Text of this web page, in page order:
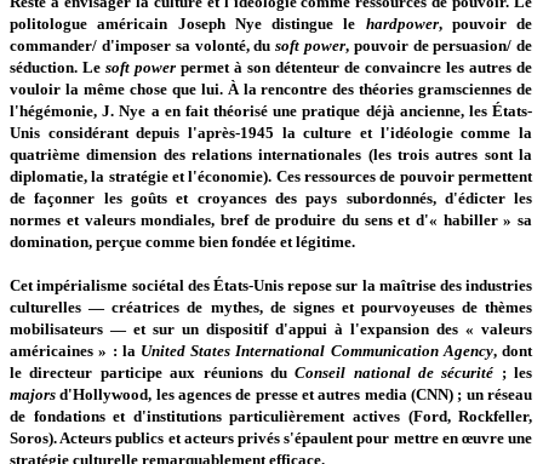
politologue américain Joseph Nye distingue le hardpower, pouvoir de
commander/ d'imposer sa volonté, dusoft power, pouvoir de persuasion/ de
séduction. Lesoft power permet à son détenteur de convaincre les autres de
vouloir la même chose que lui. À la rencontre des théories gramsciennes de
l'hégémonie, J. Nye a en fait théorisé une pratique déjà ancienne, les États-
Unis considérant depuis l'après-1945 la culture et l'idéologie comme la
quatrième dimension des relations internationales (les trois autres sont la
diplomatie, la stratégie et l'économie). Ces ressources de pouvoir permettent
de façonner les goûts et croyances des pays subordonnés, d'édicter les
normes et valeurs mondiales, bref de produire du sens et d'« habiller » sa
domination, perçue comme bien fondée et légitime.
Cet impérialisme sociétal des États-Unis repose sur la maîtrise des industries
culturelles — créatrices de mythes, de signes et pourvoyeuses de thèmes
mobilisateurs — et sur un dispositif d'appui à l'expansion des « valeurs
américaines » : la United States International Communication Agency, dont
le directeur participe aux réunions duConseil national de sécurité ; les
majors d'Hollywood, les agences de presse et autres media (CNN) ; un réseau
de fondations et d'institutions particulièrement actives (Ford, Rockfeller,
Soros). Acteurs publics et acteurs privés s'épaulent pour mettre en œuvre une
stratégie culturelle remarquablement efficace.